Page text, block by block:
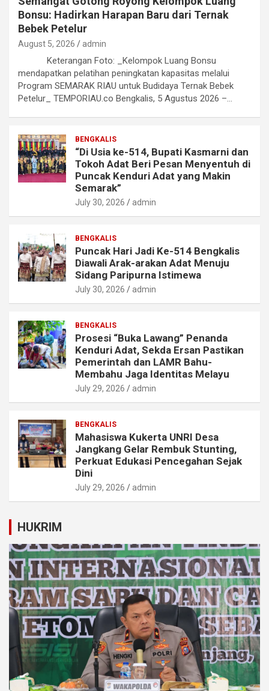
Bonsu: Hadirkan Harapan Baru dari Ternak
Bebek Petelur
August 5, 2026 admin
Keterangan Foto: _Kelompok Luang Bonsu
mendapatkan pelatihan peningkatan kapasitas melalui
Program SEMARAK RIAU untuk Budidaya Ternak Bebek
Petelur_ TEMPORIAU.co Bengkalis, 5 Agustus 2026 –…
BENGKALIS
“Di Usia ke-514, Bupati Kasmarni dan
Tokoh Adat Beri Pesan Menyentuh di
Puncak Kenduri Adat yang Makin
Semarak”
July 30, 2026 admin
BENGKALIS
Puncak Hari Jadi Ke-514 Bengkalis
Diawali Arak-arakan Adat Menuju
Sidang Paripurna Istimewa
July 30, 2026 admin
BENGKALIS
Prosesi “Buka Lawang” Penanda
Kenduri Adat, Sekda Ersan Pastikan
Pemerintah dan LAMR Bahu-
Membahu Jaga Identitas Melayu
July 29, 2026 admin
BENGKALIS
Mahasiswa Kukerta UNRI Desa
Jangkang Gelar Rembuk Stunting,
Perkuat Edukasi Pencegahan Sejak
Dini
July 29, 2026 admin
HUKRIM